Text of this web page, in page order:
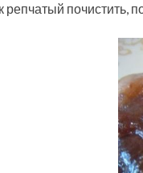
репчатый почистить,